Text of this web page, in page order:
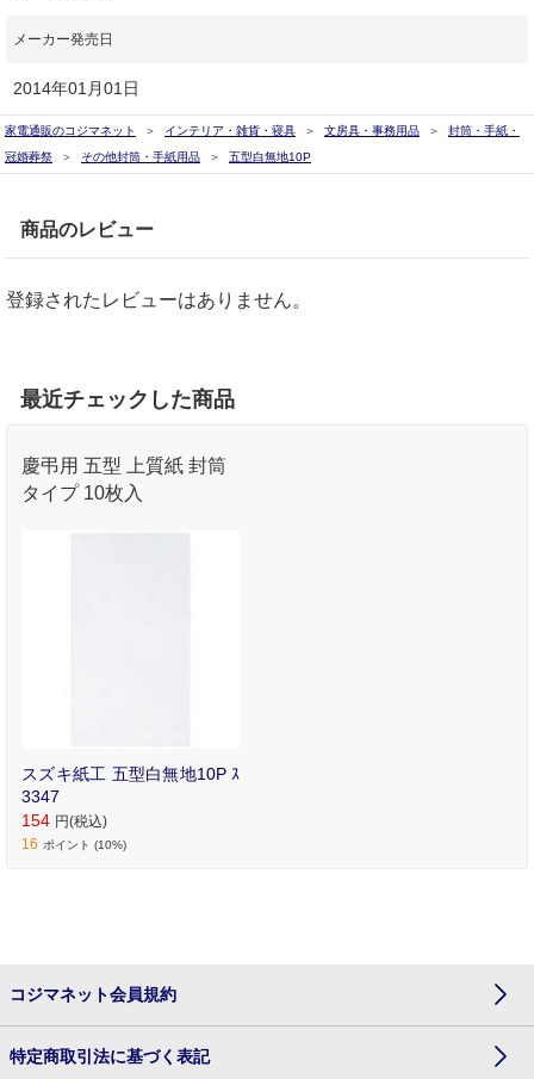
メーカー発売日
2014年01月01日
家電通販のコジマネット インテリア・雑貨・寝具 文房具・事務用品
封筒・手紙・
冠婚葬祭
その他封筒・手紙用品 五型白無地10P
商品のレビュー
登録されたレビューはありません。
最近チェックした商品
慶弔用 五型 上質紙 封筒
タイプ 10枚入
スズキ紙工 五型白無地10P ｽ
3347
154 円(税込)
16 ポイント (10%)
コジマネット会員規約
特定商取引法に基づく表記